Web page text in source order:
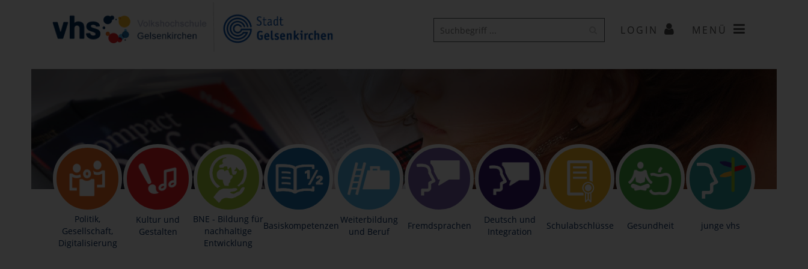
LOGIN MENÜ
Politik,
Gesellschaft,
Digitalisierung
Kultur und
Gestalten
BNE - Bildung für
nachhaltige
Entwicklung
Basiskompetenzen
Weiterbildung
und Beruf
Fremdsprachen
Deutsch und
Integration
Schulabschlüsse Gesundheit junge vhs